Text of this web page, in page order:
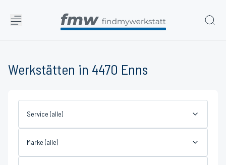
Werkstätten in 4470 Enns
Service (alle)
Marke (alle)